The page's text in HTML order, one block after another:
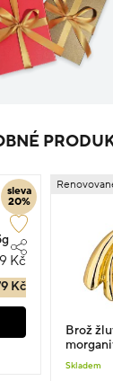
sleva
20%
Kč
Kč
Brož
Skladem